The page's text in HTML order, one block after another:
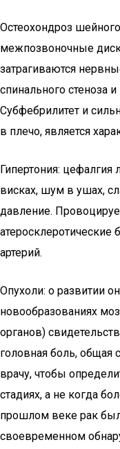
Остеохондроз
межпозвоночные
затрагиваются
спинального стеноза
Субфебрилитет и
в плечо, является
Гипертония: цефалгия
висках, шум в ушах,
давление.
артерий.
Опухоли: о развитии
новообразованиях
органов)
головная боль, общая
врачу, чтобы
стадиях, а не когда
прошлом веке рак
своевременном